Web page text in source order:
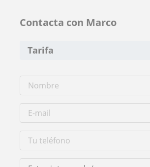
Contacta con Marco
Tarifa